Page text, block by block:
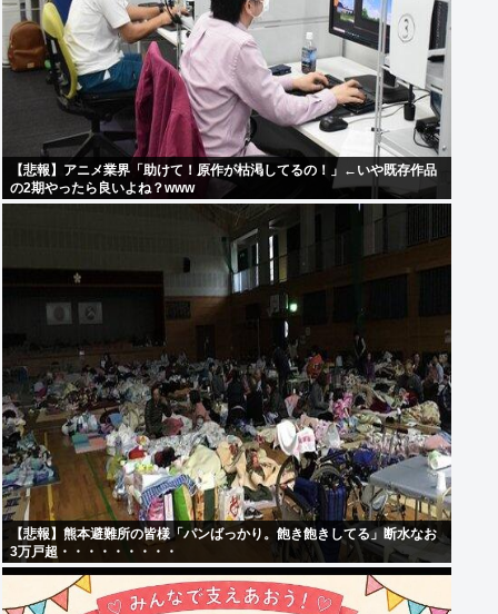
【悲報】アニメ業界「助けて！原作が枯渇してるの！」←いや既存作品
の2期やったら良いよね？www
【悲報】熊本避難所の皆様「パンばっかり。飽き飽きしてる」断水なお
3万戸超・・・・・・・・・